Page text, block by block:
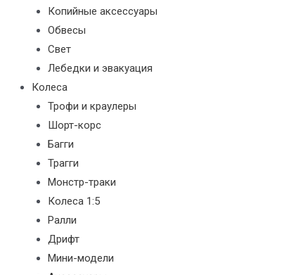
Копийные аксессуары
Обвесы
Свет
Лебедки и эвакуация
Колеса
Трофи и краулеры
Шорт-корс
Багги
Трагги
Монстр-траки
Колеса 1:5
Ралли
Дрифт
Мини-модели